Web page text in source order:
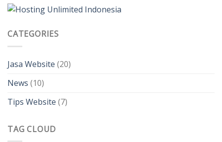
CATEGORIES
Jasa Website (20)
News (10)
Tips Website (7)
TAG CLOUD